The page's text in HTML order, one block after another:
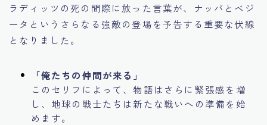
ラディッツの死の間際に放った言葉が、ナッパとベジ
ータというさらなる強敵の登場を予告する重要な伏線
となりました。
「俺たちの仲間が来る」
このセリフによって、物語はさらに緊張感を増
し、地球の戦士たちは新たな戦いへの準備を始
めます。